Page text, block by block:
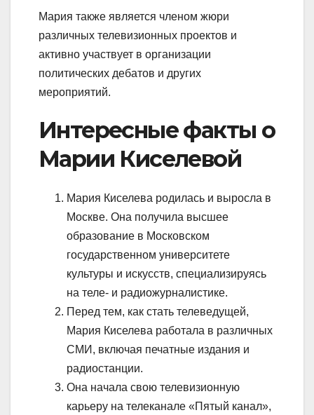
Мария также является членом жюри
различных телевизионных проектов и
активно участвует в организации
политических дебатов и других
мероприятий.
Интересные факты о
Марии Киселевой
Мария Киселева родилась и выросла в
Москве. Она получила высшее
образование в Московском
государственном университете
культуры и искусств, специализируясь
на теле- и радиожурналистике.
Перед тем, как стать телеведущей,
Мария Киселева работала в различных
СМИ, включая печатные издания и
радиостанции.
Она начала свою телевизионную
карьеру на телеканале «Пятый канал»,